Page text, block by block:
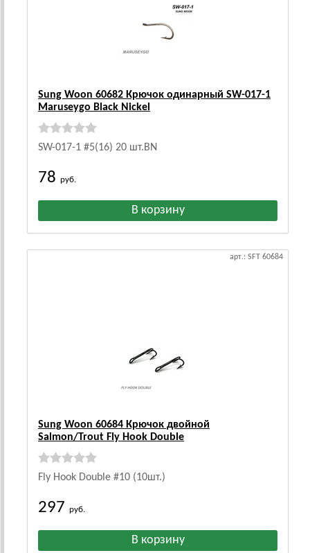
Sung Woon 60682 Крючок одинарный SW-017-1
Maruseygo Black Nickel
SW-017-1 #5(16) 20 шт.BN
78 руб.
арт.: SFT 60684
Sung Woon 60684 Крючок двойной
Salmon/Trout Fly Hook Double
Fly Hook Double #10 (10шт.)
297 руб.